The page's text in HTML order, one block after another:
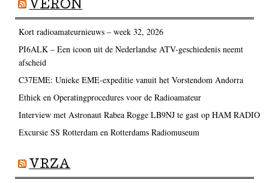
VERON
Kort radioamateurnieuws – week 32, 2026
PI6ALK – Een icoon uit de Nederlandse ATV-geschiedenis neemt
afscheid
C37EME: Unieke EME-expeditie vanuit het Vorstendom Andorra
Ethiek en Operatingprocedures voor de Radioamateur
Interview met Astronaut Rabea Rogge LB9NJ te gast op HAM RADIO
Excursie SS Rotterdam en Rotterdams Radiomuseum
VRZA